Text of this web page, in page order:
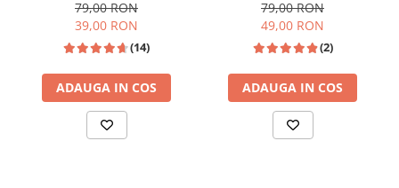
la apă IPX6 si praf
79,00 RON
39,00 RON
(14)
ADAUGA IN COS
79,00 RON
49,00 RON
(2)
ADAUGA IN COS